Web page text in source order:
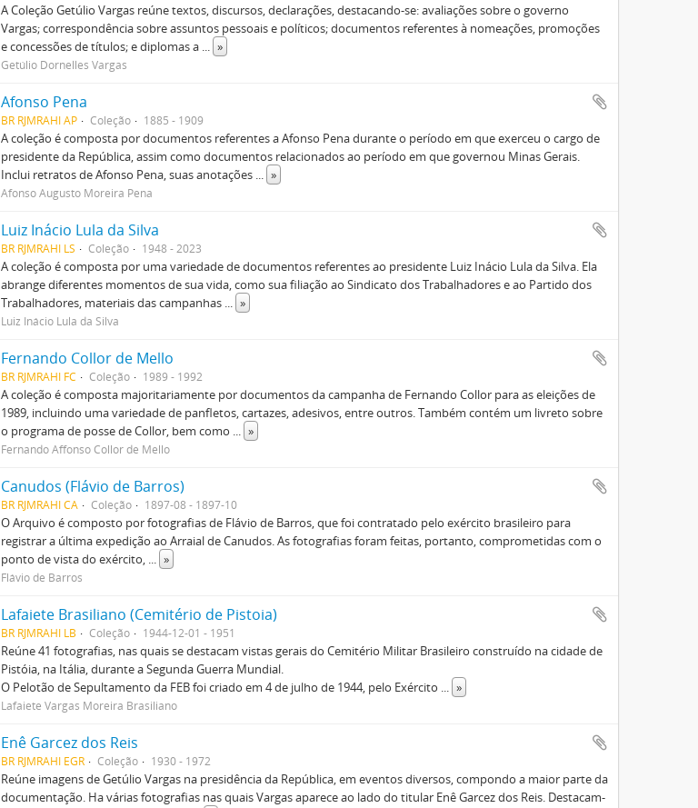
A Coleção Getúlio Vargas reúne textos, discursos, declarações, destacando-se: avaliações sobre o governo
Vargas; correspondência sobre assuntos pessoais e políticos; documentos referentes à nomeações, promoções
e concessões de títulos; e diplomas a ... »
Getúlio Dornelles Vargas
Afonso Pena
BR RJMRAHI AP Coleção 1885 - 1909
A coleção é composta por documentos referentes a Afonso Pena durante o período em que exerceu o cargo de
presidente da República, assim como documentos relacionados ao período em que governou Minas Gerais.
Inclui retratos de Afonso Pena, suas anotações ... »
Afonso Augusto Moreira Pena
Luiz Inácio Lula da Silva
BR RJMRAHI LS Coleção 1948 - 2023
A coleção é composta por uma variedade de documentos referentes ao presidente Luiz Inácio Lula da Silva. Ela
abrange diferentes momentos de sua vida, como sua filiação ao Sindicato dos Trabalhadores e ao Partido dos
Trabalhadores, materiais das campanhas ... »
Luiz Inácio Lula da Silva
Fernando Collor de Mello
BR RJMRAHI FC Coleção 1989 - 1992
A coleção é composta majoritariamente por documentos da campanha de Fernando Collor para as eleições de
1989, incluindo uma variedade de panfletos, cartazes, adesivos, entre outros. Também contém um livreto sobre
o programa de posse de Collor, bem como ... »
Fernando Affonso Collor de Mello
Canudos (Flávio de Barros)
BR RJMRAHI CA Coleção 1897-08 - 1897-10
O Arquivo é composto por fotografias de Flávio de Barros, que foi contratado pelo exército brasileiro para
registrar a última expedição ao Arraial de Canudos. As fotografias foram feitas, portanto, comprometidas com o
ponto de vista do exército, ... »
Flávio de Barros
Lafaiete Brasiliano (Cemitério de Pistoia)
BR RJMRAHI LB Coleção 1944-12-01 - 1951
Reúne 41 fotografias, nas quais se destacam vistas gerais do Cemitério Militar Brasileiro construído na cidade de
Pistóia, na Itália, durante a Segunda Guerra Mundial.
O Pelotão de Sepultamento da FEB foi criado em 4 de julho de 1944, pelo Exército ... »
Lafaiete Vargas Moreira Brasiliano
Enê Garcez dos Reis
BR RJMRAHI EGR Coleção 1930 - 1972
Reúne imagens de Getúlio Vargas na presidência da República, em eventos diversos, compondo a maior parte da
documentação. Ha várias fotografias nas quais Vargas aparece ao lado do titular Enê Garcez dos Reis. Destacam-